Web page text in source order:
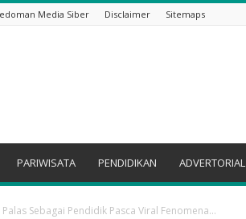
Media Siber Disclaimer Sitemaps
PARIWISATA PENDIDIKAN ADVERTORIAL
Sebagai Pendidik Pasca Viral Fenomena...